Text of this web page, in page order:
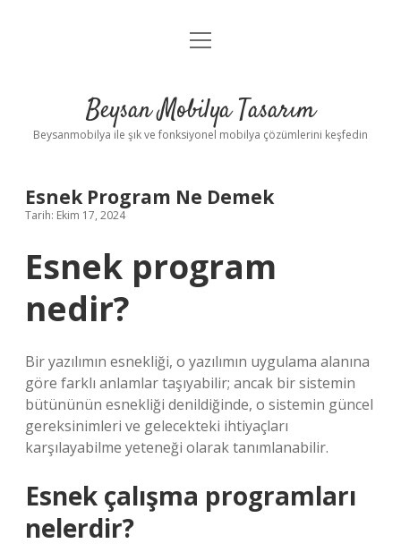
Anasayfa
Yasal Uyarı
menüyü
Beysan Mobilya Tasarım
Beysanmobilya ile şık ve fonksiyonel mobilya çözümlerini keşfedin
Esnek Program Ne Demek
Tarih: Ekim 17, 2024
Esnek program
nedir?
Bir yazılımın esnekliği, o yazılımın uygulama alanına
göre farklı anlamlar taşıyabilir; ancak bir sistemin
bütününün esnekliği denildiğinde, o sistemin güncel
gereksinimleri ve gelecekteki ihtiyaçları
karşılayabilme yeteneği olarak tanımlanabilir.
Esnek çalışma programları
nelerdir?